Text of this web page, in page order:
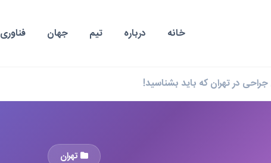
خانه درباره تیم جهان فناوری
تهران